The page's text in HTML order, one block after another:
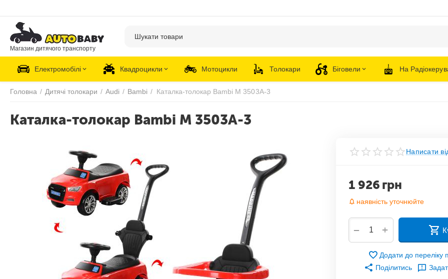
Магазин дитячого транспорту
Електромобілі Квадроцикли Мотоцикли Толокари Біговели На
Головна / Дитячі толокари / Audi / Bambi / Каталка-толокар Bambi M 3503A-3
Каталка-толокар Bambi M 3503A-3
Написати
1 926 грн
наявність уточнюйте
+
−
Додати до переліку
Поділитись